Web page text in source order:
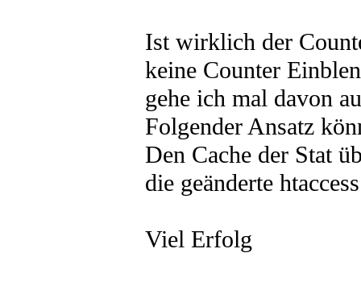
Ist wirklich der
keine Counter
gehe ich mal davon
Folgender Ansatz
Den Cache der Stat
die geänderte
Viel Erfolg